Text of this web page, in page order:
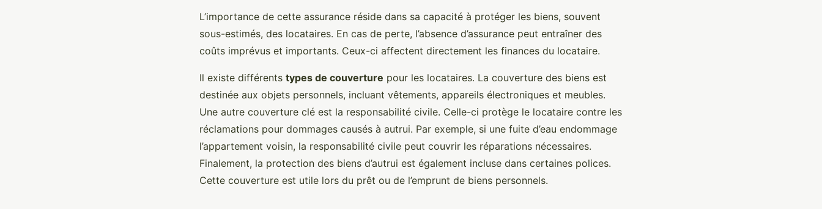
L’importance de cette assurance réside dans sa capacité à protéger les biens, souvent
sous-estimés, des locataires. En cas de perte, l’absence d’assurance peut entraîner des
coûts imprévus et importants. Ceux-ci affectent directement les finances du locataire.
Il existe différents types de couverture pour les locataires. La couverture des biens est
destinée aux objets personnels, incluant vêtements, appareils électroniques et meubles.
Une autre couverture clé est la responsabilité civile. Celle-ci protège le locataire contre les
réclamations pour dommages causés à autrui. Par exemple, si une fuite d’eau endommage
l’appartement voisin, la responsabilité civile peut couvrir les réparations nécessaires.
Finalement, la protection des biens d’autrui est également incluse dans certaines polices.
Cette couverture est utile lors du prêt ou de l’emprunt de biens personnels.